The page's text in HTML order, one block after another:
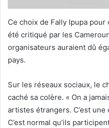
Ce choix de Fally Ipupa
été critiqué par les
organisateurs auraient dû
pays.
Sur les réseaux sociaux, le
caché sa colère. « On a
artistes étrangers. C’est
C’est normal qu’ils